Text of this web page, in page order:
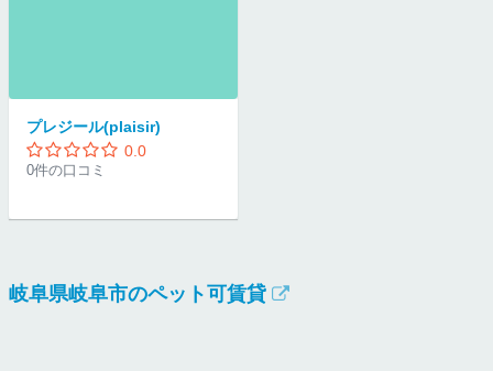
プレジール(plaisir)
0.0
0件の口コミ
岐阜県岐阜市のペット可賃貸